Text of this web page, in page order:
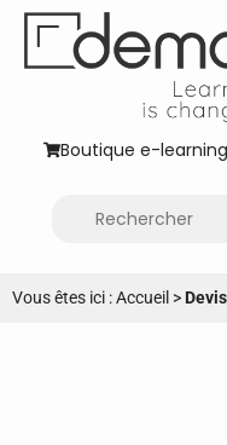
Boutique e-learning
Vous êtes ici :Accueil >Devis